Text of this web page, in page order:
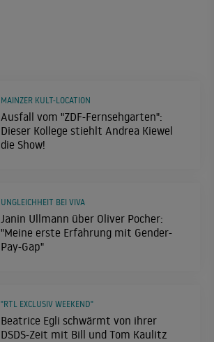
Ausfall vom "ZDF-Fernsehgarten":
Dieser Kollege stiehlt Andrea Kiewel
die Show!
MAINZER KULT-LOCATION
Janin Ullmann über Oliver Pocher:
"Meine erste Erfahrung mit Gender-
Pay-Gap"
UNGLEICHHEIT BEI VIVA
Beatrice Egli schwärmt von ihrer
DSDS-Zeit mit Bill und Tom Kaulitz
"RTL EXCLUSIV WEEKEND"